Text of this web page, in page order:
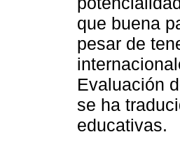
que buena
pesar de
Evaluación
se ha
educativas.